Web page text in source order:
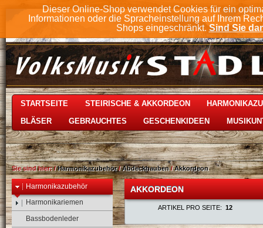
Dieser Online-Shop verwendet Cookies für ein
Informationen oder die Spracheinstellung auf Ihrem
Shops eingeschränkt. Sind Sie
STARTSEITE STEIRISCHE & AKKORDEON
BLÄSER GEBRAUCHTES GESCHENKIDEEN
Sie sind hier:/Harmonikazubehör/Abdeckhauben/Akkordeon
Harmonikazubehör
Harmonikariemen
Bassbodenleder
AKKORDEON
ARTIKEL PRO SEITE: 12